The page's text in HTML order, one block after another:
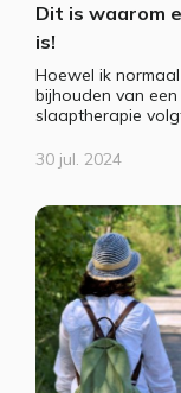
Dit is waarom
is!
Hoewel ik
bijhouden van
slaaptherapie
30 jul. 2024